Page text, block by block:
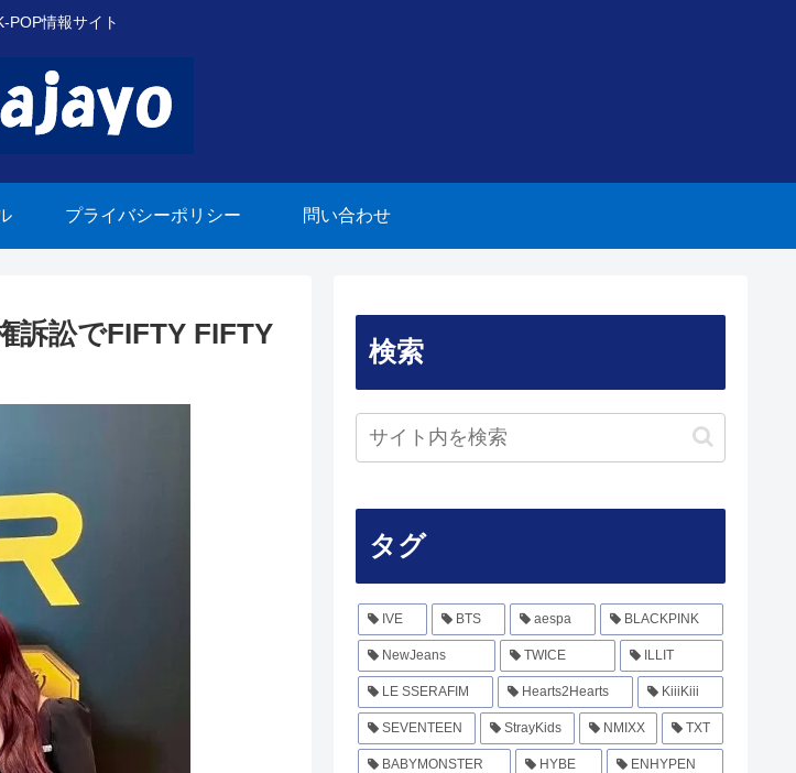
POP情報サイト
プライバシーポリシー 問い合わせ
訟でFIFTY FIFTY
検索
タグ
IVE BTS aespa BLACKPINK
NewJeans TWICE ILLIT
LE SSERAFIM Hearts2Hearts KiiiKiii
SEVENTEEN StrayKids NMIXX TXT
BABYMONSTER HYBE ENHYPEN